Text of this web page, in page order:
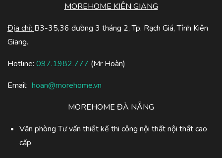
MOREHOME KIÊN GIANG
Địa chỉ: B3-35,36 đường 3 tháng 2, Tp. Rạch Giá, Tỉnh Kiên
Giang.
Hotline: 097.1982.777 (Mr Hoàn)
Email: hoan@morehome.vn
MOREHOME ĐÀ NẴNG
Văn phòng Tư vấn thiết kế thi công nội thất nội thất cao
cấp